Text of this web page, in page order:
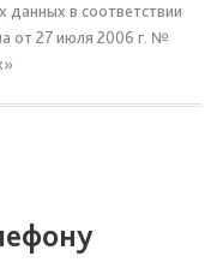
данных в соответствии
от 27 июля 2006 г. №